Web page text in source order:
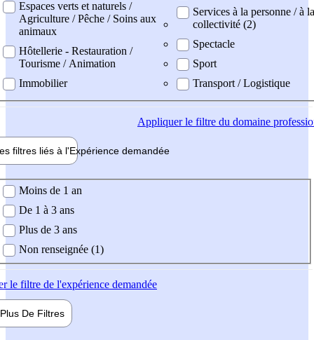
Espaces verts et naturels /
Agriculture / Pêche / Soins aux
animaux
Hôtellerie - Restauration /
Tourisme / Animation
Immobilier
Services à la personne / à la
collectivité (2)
Spectacle
Sport
Transport / Logistique
Appliquerle filtre du domaine
filtres liés à l'Expérience demandée
demandée
Moins de 1 an
De 1 à 3 ans
Plus de 3 ans
Non renseignée (1)
le filtre de l'expérience demandée
Plus De Filtres